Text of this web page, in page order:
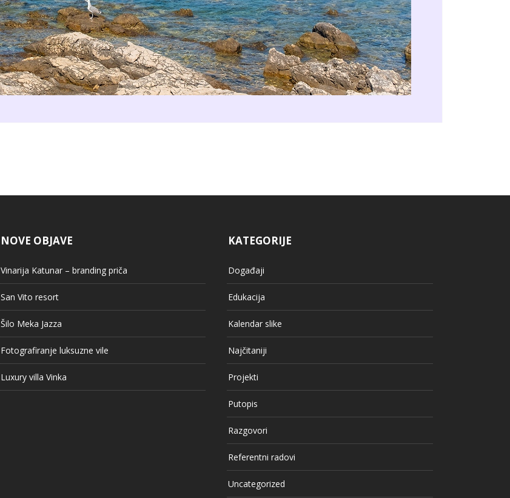
NOVE OBJAVE
Vinarija Katunar – branding priča
San Vito resort
Šilo Meka Jazza
Fotografiranje luksuzne vile
Luxury villa Vinka
KATEGORIJE
Događaji
Edukacija
Kalendar slike
Najčitaniji
Projekti
Putopis
Razgovori
Referentni radovi
Uncategorized